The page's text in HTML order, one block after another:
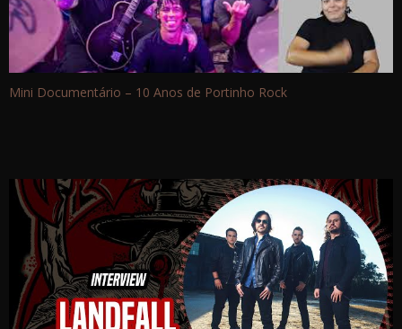
Mini Documentário – 10 Anos de Portinho Rock